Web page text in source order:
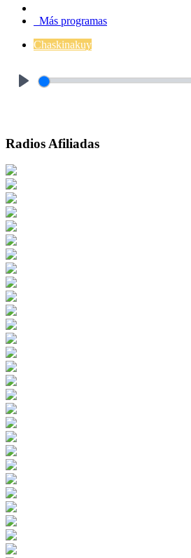
Más programas
Chaskinakuy
Radios Afiliadas